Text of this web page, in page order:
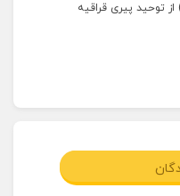
توحید پیری قراقیه